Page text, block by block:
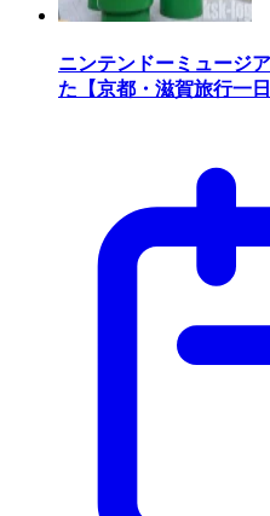
ニンテンドーミュージ
た【京都・滋賀旅行一日